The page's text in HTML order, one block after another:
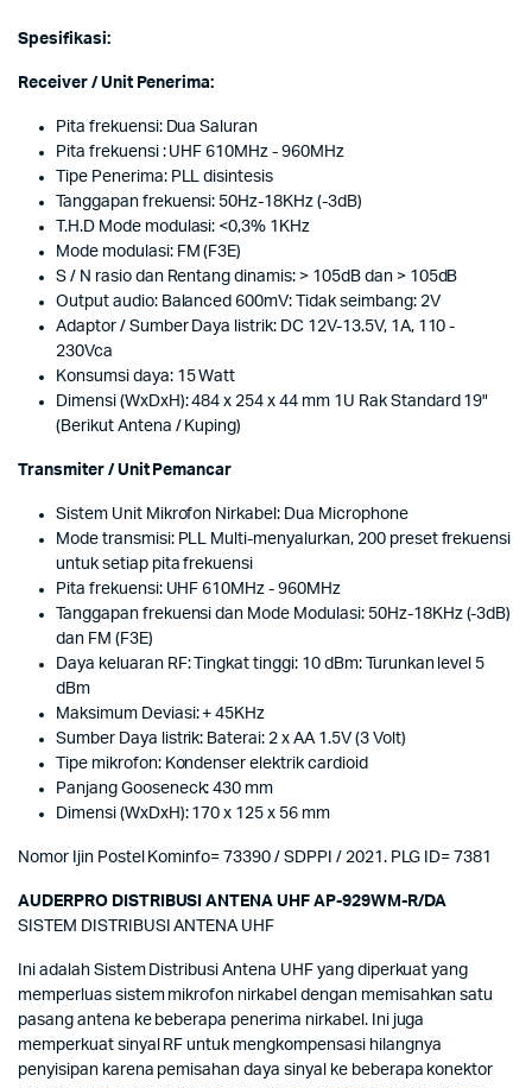
Spesifikasi:
Receiver / Unit Penerima:
Pita frekuensi: Dua Saluran
Pita frekuensi : UHF 610MHz - 960MHz
Tipe Penerima: PLL disintesis
Tanggapan frekuensi: 50Hz-18KHz (-3dB)
T.H.D Mode modulasi: <0,3% 1KHz
Mode modulasi: FM (F3E)
S / N rasio dan Rentang dinamis: > 105dB dan > 105dB
Output audio: Balanced 600mV: Tidak seimbang: 2V
Adaptor / Sumber Daya listrik: DC 12V-13.5V, 1A, 110 -
230Vca
Konsumsi daya: 15 Watt
Dimensi (WxDxH): 484 x 254 x 44 mm 1U Rak Standard 19"
(Berikut Antena / Kuping)
Transmiter / Unit Pemancar
Sistem Unit Mikrofon Nirkabel: Dua Microphone
Mode transmisi: PLL Multi-menyalurkan, 200 preset frekuensi
untuk setiap pita frekuensi
Pita frekuensi: UHF 610MHz - 960MHz
Tanggapan frekuensi dan Mode Modulasi: 50Hz-18KHz (-3dB)
dan FM (F3E)
Daya keluaran RF: Tingkat tinggi: 10 dBm: Turunkan level 5
dBm
Maksimum Deviasi: + 45KHz
Sumber Daya listrik: Baterai: 2 x AA 1.5V (3 Volt)
Tipe mikrofon: Kondenser elektrik cardioid
Panjang Gooseneck: 430 mm
Dimensi (WxDxH): 170 x 125 x 56 mm
Nomor Ijin Postel Kominfo= 73390 / SDPPI / 2021. PLG ID= 7381
AUDERPRO DISTRIBUSI ANTENA UHF AP-929WM-R/DA
SISTEM DISTRIBUSI ANTENA UHF
Ini adalah Sistem Distribusi Antena UHF yang diperkuat yang
memperluas sistem mikrofon nirkabel dengan memisahkan satu
pasang antena ke beberapa penerima nirkabel. Ini juga
memperkuat sinyal RF untuk mengkompensasi hilangnya
penyisipan karena pemisahan daya sinyal ke beberapa konektor